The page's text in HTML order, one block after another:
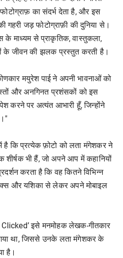
का संदर्भ देता है, और इस
गहरी जड़ फोटोग्राफ़ी की दुनिया से।
के माध्यम से प्राकृतिक, वास्तुकला,
के जीवन की झलक प्रस्तुत करती है।
मयुरेश पाई ने अपनी भावनाओं को
और अनगिनत प्रशंसकों को इस
करने पर अत्यंत आभारी हूँ, जिन्होंने
है कि प्रत्येक फ़ोटो को लता मंगेशकर ने
भी हैं, जो अपने आप में कहानियों
करता है कि वह कितने विभिन्न
और यशिका से लेकर अपने मोबाइल
Clicked’ इसे मनमोहक लेखक-गीतकार
गया था, जिससे उनके लता मंगेशकर के
है।